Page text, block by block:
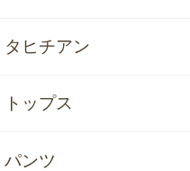
タヒチアン
トップス
パンツ